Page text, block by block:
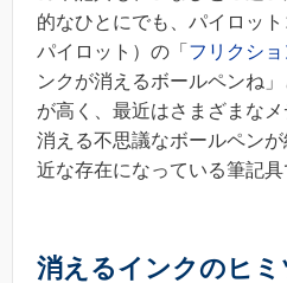
的なひとにでも、パイロッ
パイロット）の「 フリクシ
ンクが消えるボールペンね
が高く、最近はさまざまな
消える不思議なボールペン
近な存在になっている筆記具
消えるインクのヒミ